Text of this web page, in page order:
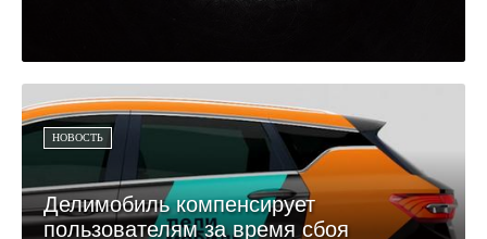
НОВОСТЬ
Делимобиль компенсирует
пользователям за время сбоя